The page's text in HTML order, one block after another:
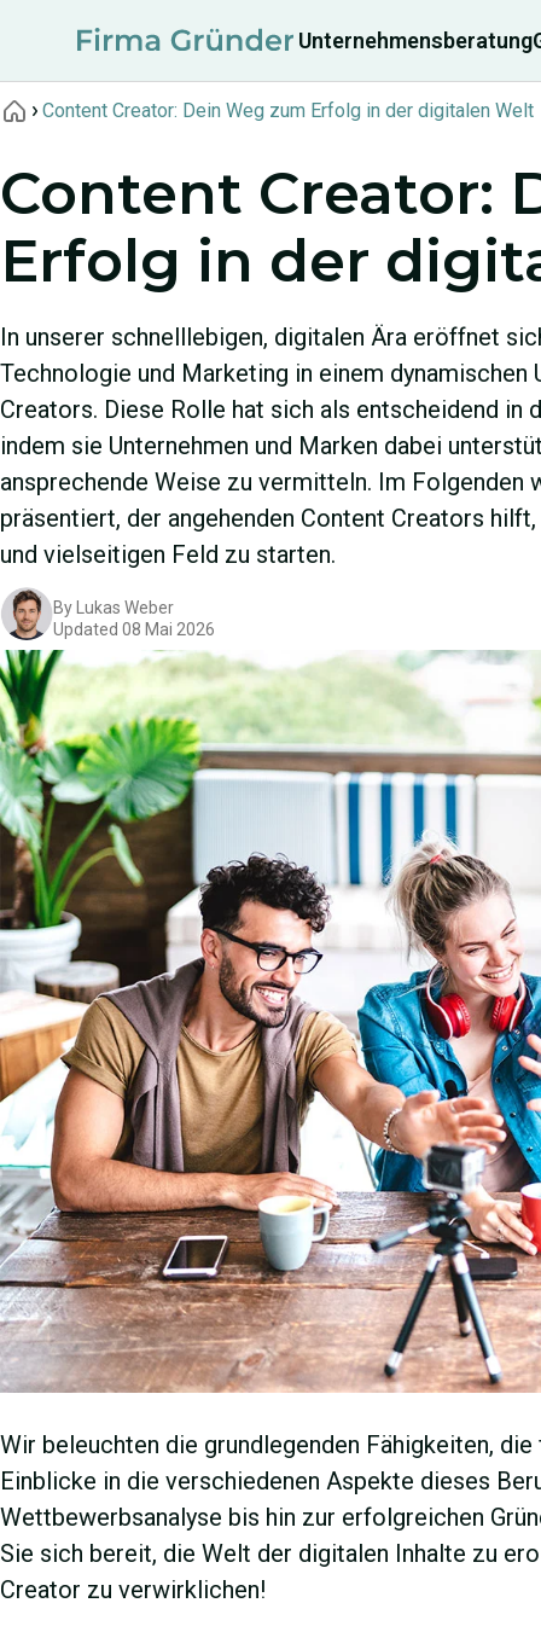
Unternehmensberatung
Content Creator: Dein Weg zum Erfolg in der digitalen Welt
Content Creator:
Erfolg in der
In unserer schnelllebigen, digitalen Ära eröffnet
Technologie und Marketing in einem
Creators. Diese Rolle hat sich als entscheidend
indem sie Unternehmen und Marken dabei
ansprechende Weise zu vermitteln. Im Folgenden
präsentiert, der angehenden Content Creators
und vielseitigen Feld zu starten.
By
Lukas Weber
Updated 08 Mai 2026
Wir beleuchten die grundlegenden Fähigkeiten,
Einblicke in die verschiedenen Aspekte dieses
Wettbewerbsanalyse bis hin zur erfolgreichen
Sie sich bereit, die Welt der digitalen Inhalte zu
Creator zu verwirklichen!